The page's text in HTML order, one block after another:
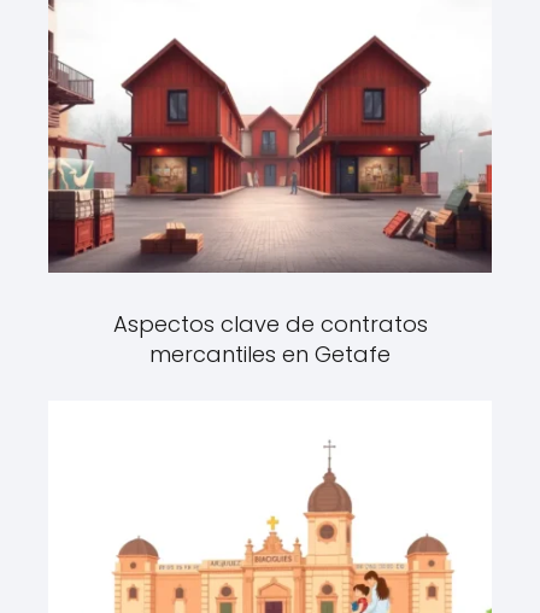
Aspectos clave de contratos
mercantiles en Getafe